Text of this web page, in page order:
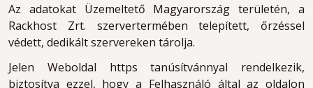
Az adatokat Üzemeltető Magyarország területén, a
Rackhost Zrt. szervertermében telepített, őrzéssel
védett, dedikált szervereken tárolja.
Jelen Weboldal https tanúsítvánnyal rendelkezik,
biztosítva ezzel, hogy a Felhasználó által az oldalon